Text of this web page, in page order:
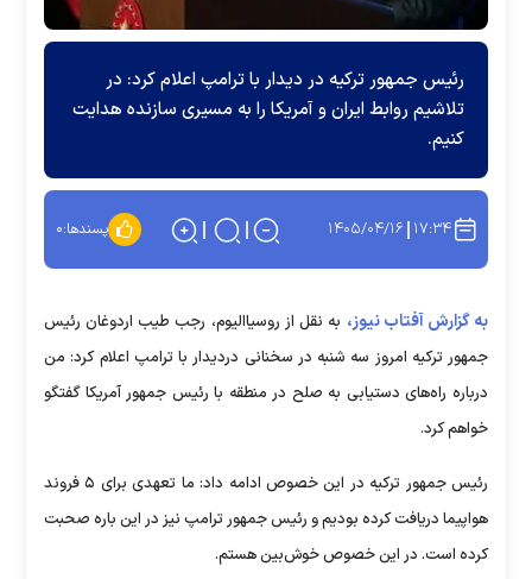
رئیس جمهور ترکیه در دیدار با ترامپ اعلام کرد: در
تلاشیم روابط ایران و آمریکا را به مسیری سازنده هدایت
کنیم.
۱۷:۳۴ ۱۴۰۵/۰۴/۱۶ پسندها:۰
به گزارش آفتاب نیوز، به نقل از روسیاالیوم، رجب طیب اردوغان رئیس
جمهور ترکیه امروز سه شنبه در سخنانی دردیدار با ترامپ اعلام کرد: من
درباره راه‌های دستیابی به صلح در منطقه با رئیس‌ جمهور آمریکا گفتگو
خواهم کرد.
رئیس جمهور ترکیه در این خصوص ادامه داد: ما تعهدی برای ۵ فروند
هواپیما دریافت کرده بودیم و رئیس جمهور ترامپ نیز در این باره صحبت
کرده است. در این خصوص خوش‌بین هستم.